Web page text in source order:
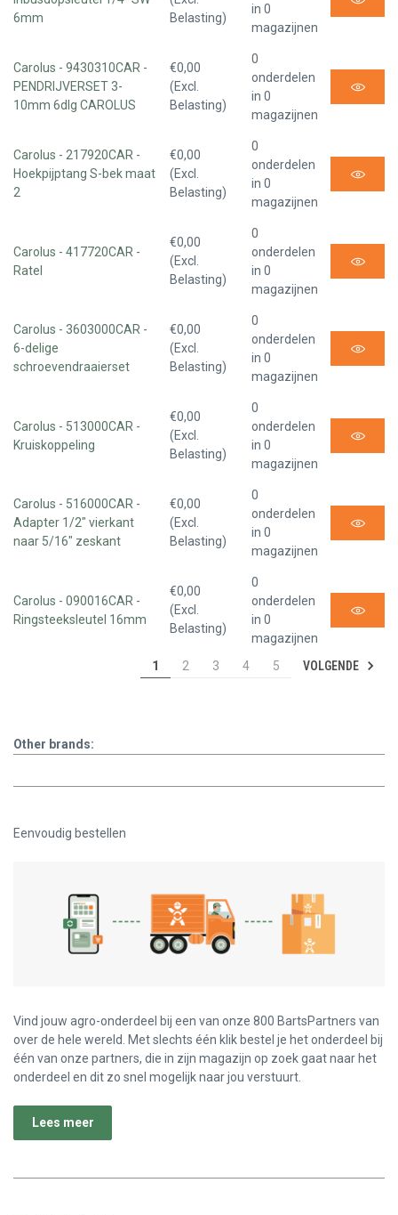
6mm
Belasting)
in 0
magazijnen
Carolus - 9430310CAR -
PENDRIJVERSET 3-
10mm 6dlg CAROLUS
€0,00
(Excl.
Belasting)
0
onderdelen
in 0
magazijnen
Carolus - 217920CAR -
Hoekpijptang S-bek maat
2
€0,00
(Excl.
Belasting)
0
onderdelen
in 0
magazijnen
Carolus - 417720CAR -
Ratel
€0,00
(Excl.
Belasting)
0
onderdelen
in 0
magazijnen
Carolus - 3603000CAR -
6-delige
schroevendraaierset
€0,00
(Excl.
Belasting)
0
onderdelen
in 0
magazijnen
Carolus - 513000CAR -
Kruiskoppeling
€0,00
(Excl.
Belasting)
0
onderdelen
in 0
magazijnen
Carolus - 516000CAR -
Adapter 1/2" vierkant
naar 5/16" zeskant
€0,00
(Excl.
Belasting)
0
onderdelen
in 0
magazijnen
Carolus - 090016CAR -
Ringsteeksleutel 16mm
€0,00
(Excl.
Belasting)
0
onderdelen
in 0
magazijnen
1
2 3 4 5 VOLGENDE
Other brands:
Eenvoudig bestellen
Vind jouw agro-onderdeel bij een van onze 800 BartsPartners van
over de hele wereld. Met slechts één klik bestel je het onderdeel bij
één van onze partners, die in zijn magazijn op zoek gaat naar het
onderdeel en dit zo snel mogelijk naar jou verstuurt.
Lees meer